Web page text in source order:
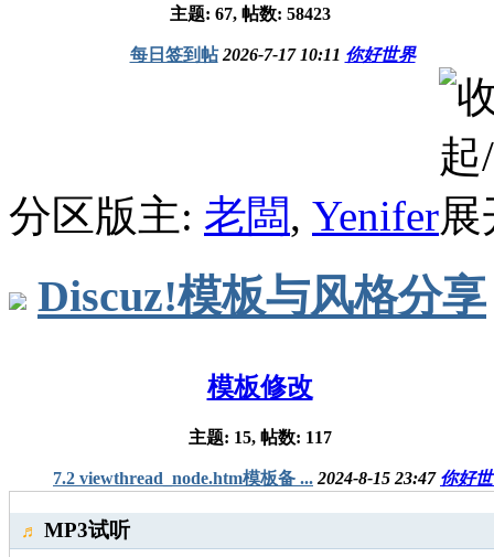
主题: 67, 帖数: 58423
每日签到帖 2026-7-17 10:11 你好世界
分区版主: 老闆, Yenifer
Discuz!模板与风格分享
模板修改
主题: 15, 帖数: 117
7.2 viewthread_node.htm模板备 ... 2024-8-15 23:47 你好
♬ MP3试听